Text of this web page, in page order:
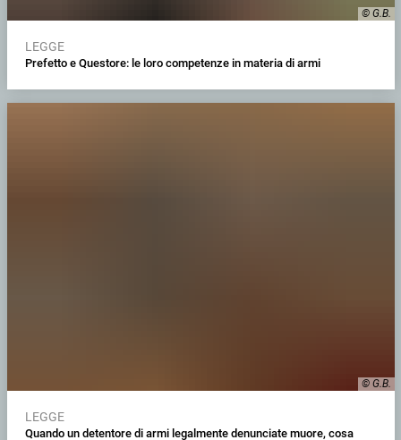
© G.B.
LEGGE
Prefetto e Questore: le loro competenze in materia di armi
© G.B.
LEGGE
Quando un detentore di armi legalmente denunciate muore, cosa